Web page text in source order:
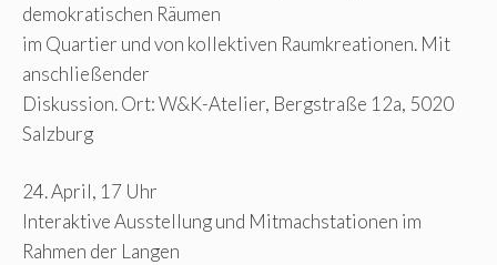
demokratischen Räumen
im Quartier und von kollektiven Raumkreationen. Mit
anschließender
Diskussion. Ort: W&K-Atelier, Bergstraße 12a, 5020
Salzburg
24. April, 17 Uhr
Interaktive Ausstellung und Mitmachstationen im
Rahmen der Langen